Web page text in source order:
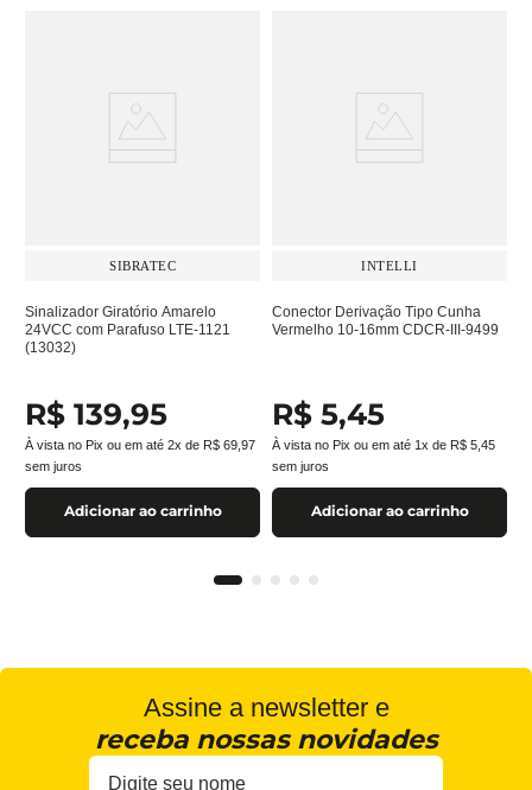
SIBRATEC
Sinalizador Giratório Amarelo
24VCC com Parafuso LTE-1121
(13032)
R$ 139,95
À vista no Pix ou em até 2x de R$ 69 97
sem juros
Adicionar ao carrinho
INTELLI
Conector Derivação Tipo Cunha
Vermelho 10-16mm CDCR-III-9499
R$ 5,45
À vista no Pix ou em até 1x de R$ 5 45
sem juros
Adicionar ao carrinho
Assine a newsletter e
receba nossas novidades